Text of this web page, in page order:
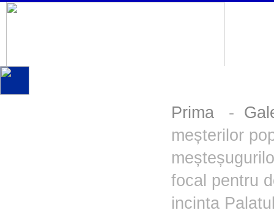
Prima -
meșterilor
focal pentru
incinta